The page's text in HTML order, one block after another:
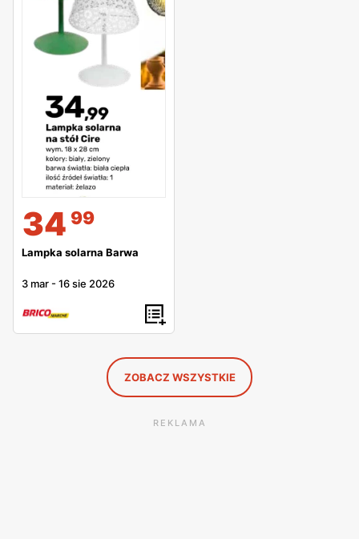
34 99
Lampka solarna Barwa
3 mar -16 sie 2026
ZOBACZ WSZYSTKIE
REKLAMA